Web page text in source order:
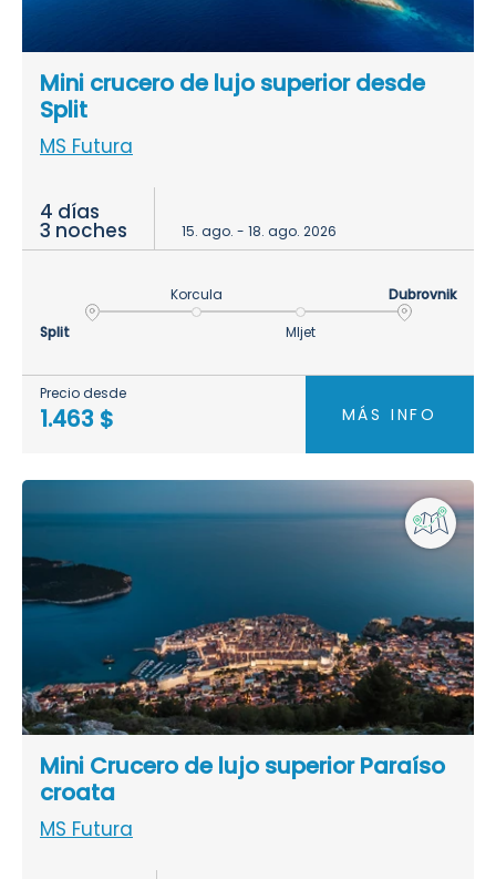
Mini crucero de lujo superior desde
Split
MS Futura
4 días
3 noches 15. ago. - 18. ago. 2026
Split
Korcula
Mljet
Dubrovnik
Precio desde
1.463 $ MÁS INFO
Mini Crucero de lujo superior Paraíso
croata
MS Futura